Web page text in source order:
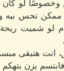
وخصوصًا لو
ممكن تحس بيه
لو شميت
انت هتبقى
يزن